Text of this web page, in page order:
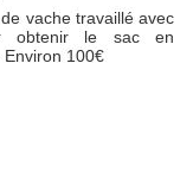
vache travaillé avec
obtenir le sac en
100€